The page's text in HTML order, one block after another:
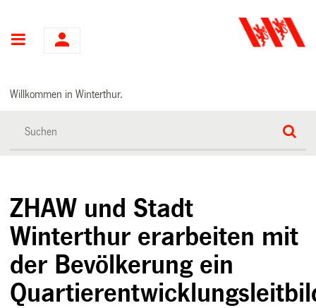
Hauptnavigation
Willkommen in Winterthur.
ZHAW und Stadt
Winterthur erarbeiten mit
der Bevölkerung ein